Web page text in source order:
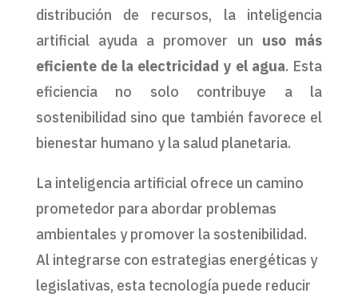
distribución de recursos, la inteligencia
artificial ayuda a promover un uso más
eficiente de la electricidad y el agua. Esta
eficiencia no solo contribuye a la
sostenibilidad sino que también favorece el
bienestar humano y la salud planetaria.
La inteligencia artificial ofrece un camino
prometedor para abordar problemas
ambientales y promover la sostenibilidad.
Al integrarse con estrategias energéticas y
legislativas, esta tecnología puede reducir